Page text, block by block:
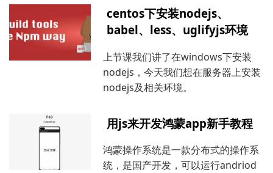
centos下安装nodejs、
babel、less、uglifyjs环境
上节课我们讲了在windows下安装
nodejs，今天我们想在服务器上安装
nodejs及相关环境。
用js来开发鸿蒙app新手教程
鸿蒙操作系统是一款分布式的操作系
统，是国产开发，可以运行andriod